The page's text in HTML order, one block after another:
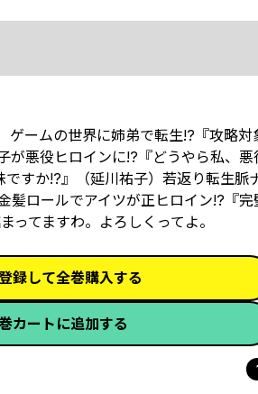
ームの世界に姉弟で転生!?『攻略対
悪役ヒロインに!?『どうやら私、
すか!?』（延川祐子）若返り転生脈
髪ロールでアイツが正ヒロイン!?『
てますわ。よろしくってよ。
録して全巻購入する
カートに追加する